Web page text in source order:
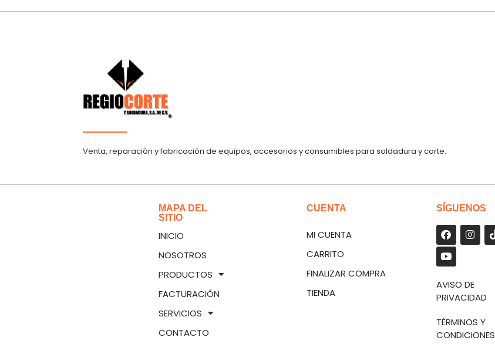
Venta, reparación y fabricación de equipos, accesorios y consumibles para soldadura y corte.
MAPA DEL
SITIO
INICIO
NOSOTROS
PRODUCTOS
FACTURACIÓN
SERVICIOS
CONTACTO
CUENTA
MI CUENTA
CARRITO
FINALIZAR COMPRA
TIENDA
SÍGUENOS
AVISO DE
PRIVACIDAD
TÉRMINOS Y
CONDICIONES